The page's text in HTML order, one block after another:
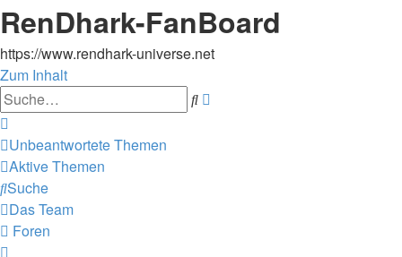
RenDhark-FanBoard
https://www.rendhark-universe.net
Zum Inhalt
Suche
Unbeantwortete Themen
Aktive Themen
Suche
Das Team
Foren